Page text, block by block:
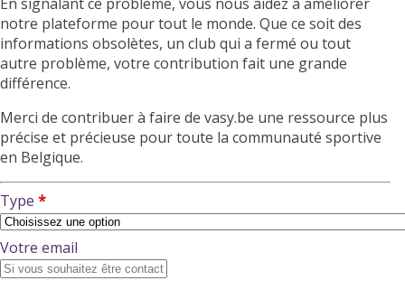
notre plateforme pour tout le monde. Que ce soit des
informations obsolètes, un club qui a fermé ou tout
autre problème, votre contribution fait une grande
différence.
Merci de contribuer à faire de vasy.be une ressource plus
précise et précieuse pour toute la communauté sportive
en Belgique.
Type
Votre email